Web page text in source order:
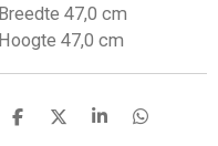
Breedte 47,0 cm
Hoogte 47,0 cm
D
D
S
D